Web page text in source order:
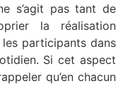
s’agit pas tant de
la réalisation
participants dans
Si cet aspect
qu’en chacun